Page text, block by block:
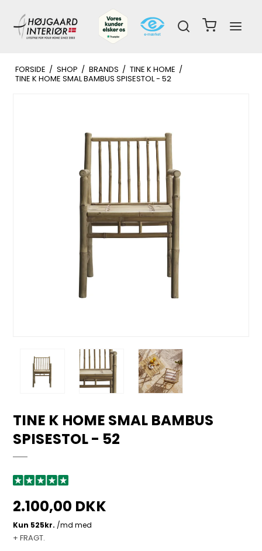
FORSIDE / SHOP / BRANDS / TINE K HOME /
TINE K HOME SMAL BAMBUS SPISESTOL - 52
TINE K HOME SMAL BAMBUS
SPISESTOL - 52
2.100,00 DKK
+ FRAGT.